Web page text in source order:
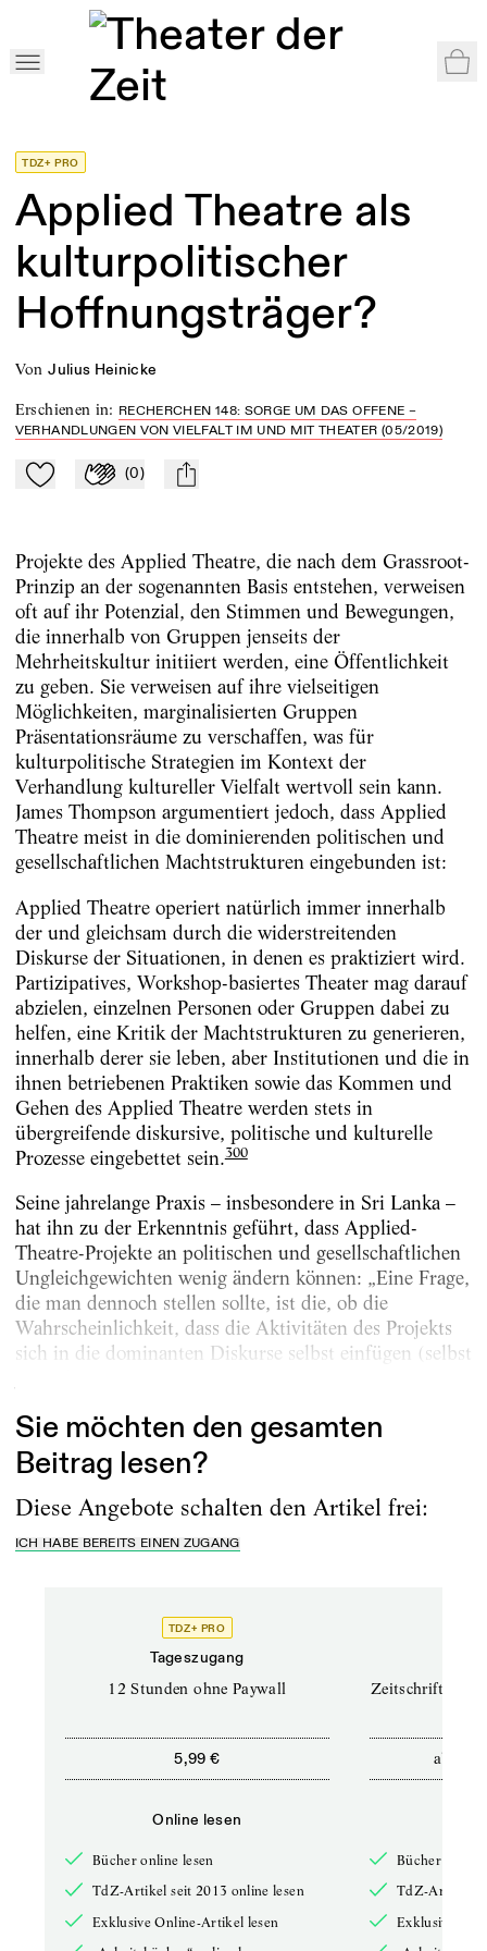
Shop >
TDZ+ PRO
Applied Theatre als
kulturpolitischer
Hoffnungsträger?
von Julius Heinicke
Erschienen in: RECHERCHEN 148: SORGE UM DAS OFFENE –
VERHANDLUNGEN VON VIELFALT IM UND MIT THEATER (05/2019)
Zu Mein-TdZ hinzufügen
Applaudieren
(0) mail
Projekte des Applied Theatre, die nach dem Grassroot-
Prinzip an der sogenannten Basis entstehen, verweisen
oft auf ihr Potenzial, den Stimmen und Bewegungen,
die innerhalb von Gruppen jenseits der
Mehrheitskultur initiiert werden, eine Öffentlichkeit
zu geben. Sie verweisen auf ihre vielseitigen
Möglichkeiten, marginalisierten Gruppen
Präsentationsräume zu verschaffen, was für
kulturpolitische Strategien im Kontext der
Verhandlung kultureller Vielfalt wertvoll sein kann.
James Thompson argumentiert jedoch, dass Applied
Theatre meist in die dominierenden politischen und
gesellschaftlichen Machtstrukturen eingebunden ist:
Applied Theatre operiert natürlich immer innerhalb
der und gleichsam durch die widerstreitenden
Diskurse der Situationen, in denen es praktiziert wird.
Partizipatives, Workshop-basiertes Theater mag darauf
abzielen, einzelnen Personen oder Gruppen dabei zu
helfen, eine Kritik der Machtstrukturen zu generieren,
innerhalb derer sie leben, aber Institutionen und die in
ihnen betriebenen Praktiken sowie das Kommen und
Gehen des Applied Theatre werden stets in
übergreifende diskursive, politische und kulturelle
Prozesse eingebettet sein.300
Seine jahrelange Praxis – insbesondere in Sri Lanka –
hat ihn zu der Erkenntnis geführt, dass Applied-
Theatre-Projekte an politischen und gesellschaftlichen
Ungleichgewichten wenig ändern können: „Eine Frage,
die man dennoch stellen sollte, ist die, ob die
Wahrscheinlichkeit, dass die Aktivitäten des Projekts
sich in die dominanten Diskurse selbst einfügen (selbst
Sie möchten den gesamten
Beitrag lesen?
Diese Angebote schalten den Artikel frei:
ICH HABE BEREITS EINEN ZUGANG
TDZ+ PRO
Tageszugang
12 Stunden ohne Paywall
5,99 €
Online lesen
Bücher online lesen
TdZ-Artikel seit 2013 online lesen
Exklusive Online-Artikel lesen
Zeitschriften
ab
Bücher online
TdZ-Artikel
Exklusive